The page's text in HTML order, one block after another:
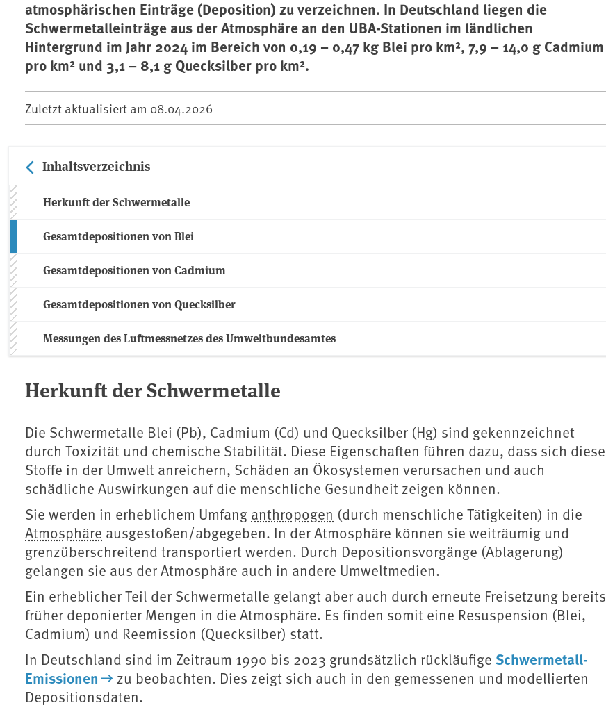
atmosphärischen Einträge (Deposition) zu verzeichnen. In Deutschland liegen die
Schwermetalleinträge aus der Atmosphäre an den UBA-Stationen im ländlichen
Hintergrund im Jahr 2024 im Bereich von 0,19 – 0,47 kg Blei pro km², 7,9 – 14,0 g Cadmium
pro km² und 3,1 – 8,1 g Quecksilber pro km².
Zuletzt aktualisiert am 08.04.2026
Inhaltsverzeichnis
Herkunft der Schwermetalle
Gesamtdepositionen von Blei
Gesamtdepositionen von Cadmium
Gesamtdepositionen von Quecksilber
Messungen des Luftmessnetzes des Umweltbundesamtes
Herkunft der Schwermetalle
Die Schwermetalle Blei (Pb), Cadmium (Cd) und Quecksilber (Hg) sind gekennzeichnet
durch Toxizität und chemische Stabilität. Diese Eigenschaften führen dazu, dass sich diese
Stoffe in der Umwelt anreichern, Schäden an Ökosystemen verursachen und auch
schädliche Auswirkungen auf die menschliche Gesundheit zeigen können.
Sie werden in erheblichem Umfang anthropogen (durch menschliche Tätigkeiten) in die
Atmosphäre ausgestoßen/abgegeben. In der Atmosphäre können sie weiträumig und
grenzüberschreitend transportiert werden. Durch Depositionsvorgänge (Ablagerung)
gelangen sie aus der Atmosphäre auch in andere Umweltmedien.
Ein erheblicher Teil der Schwermetalle gelangt aber auch durch erneute Freisetzung bereits
früher deponierter Mengen in die Atmosphäre. Es finden somit eine Resuspension (Blei,
Cadmium) und Reemission (Quecksilber) statt.
In Deutschland sind im Zeitraum 1990 bis 2023 grundsätzlich rückläufige Schwermetall-
Emissionen
zu beobachten. Dies zeigt sich auch in den gemessenen und modellierten
Depositionsdaten.